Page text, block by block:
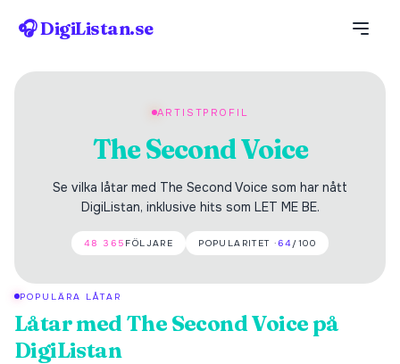
🎧 DigiListan.se
ARTISTPROFIL
The Second Voice
Se vilka låtar med The Second Voice som har nått
DigiListan, inklusive hits som LET ME BE.
48 365 FÖLJARE POPULARITET ·64 /100
POPULÄRA LÅTAR
Låtar medThe Second Voice på
DigiListan